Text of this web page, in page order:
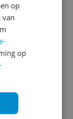
op
van
op